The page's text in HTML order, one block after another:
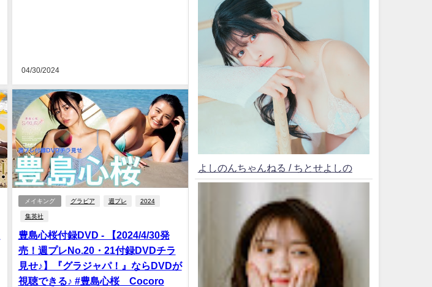
04/30/2024
メイキング グラビア 週プレ 2024
集英社
豊島心桜付録DVD - 【2024/4/30発
売！週プレNo.20・21付録DVDチラ
見せ♪】『グラジャパ！』ならDVDが
視聴できる♪ #豊島心桜 Cocoro
よしのんちゃんねる / ちとせよしの